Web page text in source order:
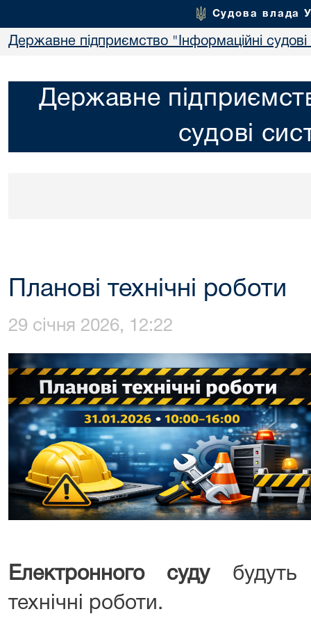
Судова влада
Державне підприємство "Інформаційні
Державне
судові
Планові технічні роботи
29 січня 2026, 12:22
Електронного судубудуть
технічні роботи.